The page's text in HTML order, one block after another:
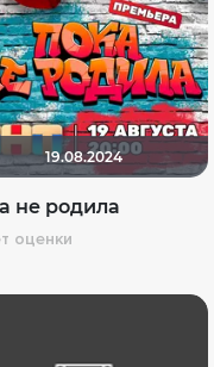
19.08.2024
не родила
оценки